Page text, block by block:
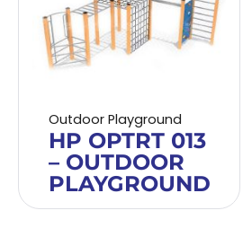
Outdoor Playground
HP OPTRT 013
– OUTDOOR
PLAYGROUND